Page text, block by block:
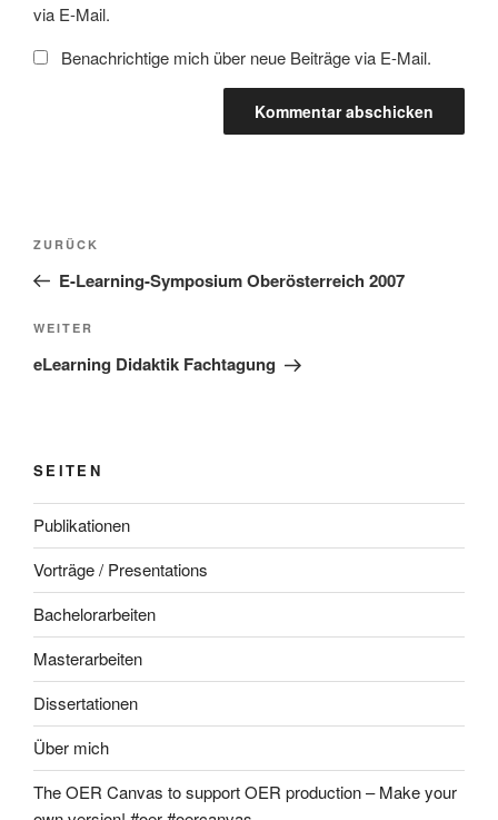
via E-Mail.
Benachrichtige mich über neue Beiträge via E-Mail.
Beitragsnavigation
Vorheriger
Beitrag
ZURÜCK
E-Learning-Symposium Oberösterreich 2007
Nächster
Beitrag
WEITER
eLearning Didaktik Fachtagung
SEITEN
Publikationen
Vorträge / Presentations
Bachelorarbeiten
Masterarbeiten
Dissertationen
Über mich
The OER Canvas to support OER production – Make your